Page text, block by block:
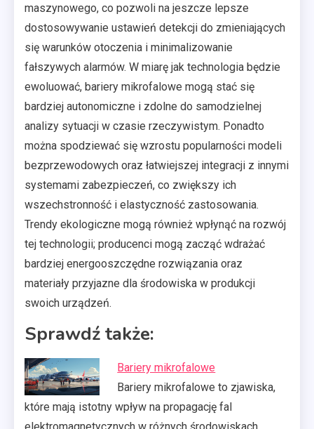
maszynowego, co pozwoli na jeszcze lepsze
dostosowywanie ustawień detekcji do zmieniających
się warunków otoczenia i minimalizowanie
fałszywych alarmów. W miarę jak technologia będzie
ewoluować, bariery mikrofalowe mogą stać się
bardziej autonomiczne i zdolne do samodzielnej
analizy sytuacji w czasie rzeczywistym. Ponadto
można spodziewać się wzrostu popularności modeli
bezprzewodowych oraz łatwiejszej integracji z innymi
systemami zabezpieczeń, co zwiększy ich
wszechstronność i elastyczność zastosowania.
Trendy ekologiczne mogą również wpłynąć na rozwój
tej technologii; producenci mogą zacząć wdrażać
bardziej energooszczędne rozwiązania oraz
materiały przyjazne dla środowiska w produkcji
swoich urządzeń.
Sprawdź także:
Bariery mikrofalowe
Bariery mikrofalowe to zjawiska,
które mają istotny wpływ na propagację fal